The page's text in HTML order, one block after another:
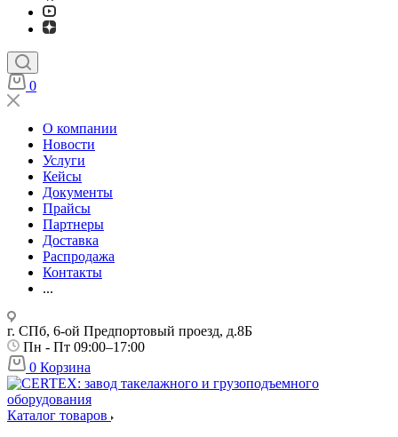
0
О компании
Новости
Услуги
Кейсы
Документы
Прайсы
Партнеры
Доставка
Распродажа
Контакты
...
г. СПб, 6-ой Предпортовый проезд, д.8Б
Пн - Пт 09:00–17:00
0 Корзина
Каталог товаров